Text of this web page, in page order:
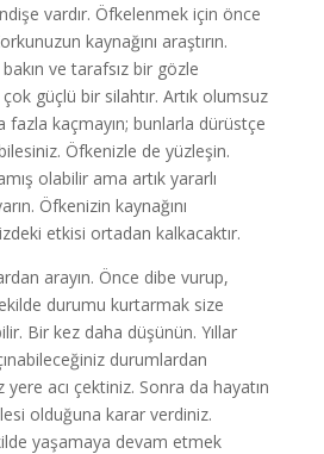
vardır. Öfkelenmek için önce
kaynağını araştırın.
ve tarafsız bir gözle
çok güçlü bir silahtır. Artık olumsuz
fazla kaçmayın; bunlarla dürüstçe
Öfkenizle de yüzleşin.
olabilir ama artık yararlı
Öfkenizin kaynağını
etkisi ortadan kalkacaktır.
arayın. Önce dibe vurup,
durumu kurtarmak size
Bir kez daha düşünün. Yıllar
durumlardan
acı çektiniz. Sonra da hayatın
olduğuna karar verdiniz.
yaşamaya devam etmek